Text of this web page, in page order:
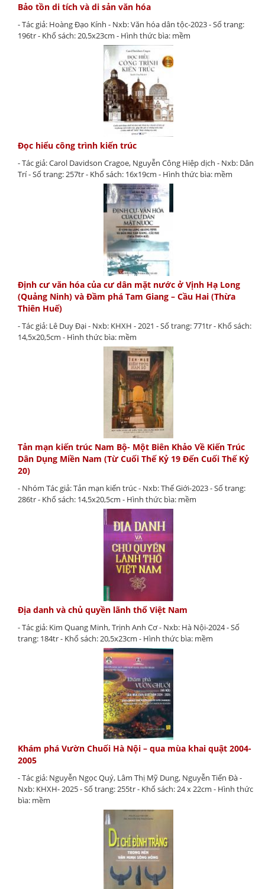
Bảo tồn di tích và di sản văn hóa
- Tác giả: Hoàng Đạo Kính - Nxb: Văn hóa dân tộc-2023 - Số trang:
196tr - Khổ sách: 20,5x23cm - Hình thức bìa: mềm
Đọc hiểu công trình kiến trúc
- Tác giả: Carol Davidson Cragoe, Nguyễn Công Hiệp dịch - Nxb: Dân
Trí - Số trang: 257tr - Khổ sách: 16x19cm - Hình thức bìa: mềm
Định cư văn hóa của cư dân mặt nước ở Vịnh Hạ Long
(Quảng Ninh) và Đầm phá Tam Giang – Cầu Hai (Thừa
Thiên Huế)
- Tác giả: Lê Duy Đại - Nxb: KHXH - 2021 - Số trang: 771tr - Khổ sách:
14,5x20,5cm - Hình thức bìa: mềm
Tản mạn kiến trúc Nam Bộ- Một Biên Khảo Về Kiến Trúc
Dân Dụng Miền Nam (Từ Cuối Thế Kỷ 19 Đến Cuối Thế Kỷ
20)
- Nhóm Tác giả: Tản mạn kiến trúc - Nxb: Thế Giới-2023 - Số trang:
286tr - Khổ sách: 14,5x20,5cm - Hình thức bìa: mềm
Địa danh và chủ quyền lãnh thổ Việt Nam
- Tác giả: Kim Quang Minh, Trịnh Anh Cơ - Nxb: Hà Nội-2024 - Số
trang: 184tr - Khổ sách: 20,5x23cm - Hình thức bìa: mềm
Khám phá Vườn Chuối Hà Nội – qua mùa khai quật 2004-
2005
- Tác giả: Nguyễn Ngọc Quý, Lâm Thị Mỹ Dung, Nguyễn Tiến Đà -
Nxb: KHXH- 2025 - Số trang: 255tr - Khổ sách: 24 x 22cm - Hình thức
bìa: mềm